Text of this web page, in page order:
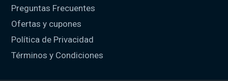
Preguntas Frecuentes
Ofertas y cupones
Política de Privacidad
Términos y Condiciones